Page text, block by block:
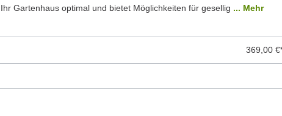
Ihr Gartenhaus optimal und bietet Möglichkeiten für gesellig ... Mehr
369,00